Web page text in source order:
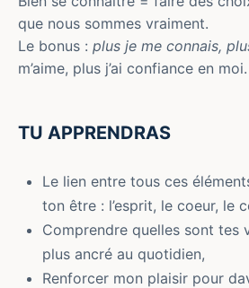
que nous sommes vraiment.
Le bonus : plus je me connais,
m’aime, plus j’ai confiance en moi.
TU APPRENDRAS
Le lien entre tous ces
ton être : l’esprit, le coeur, le
Comprendre quelles sont tes
plus ancré au quotidien,
Renforcer mon plaisir pour